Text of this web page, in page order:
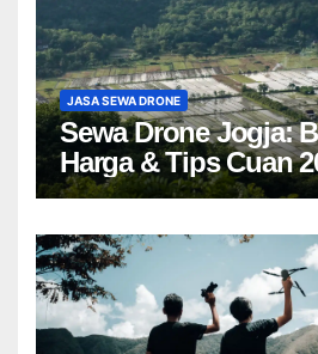
JASA SEWA DRONE
Sewa Drone Jogja:
Harga & Tips Cuan